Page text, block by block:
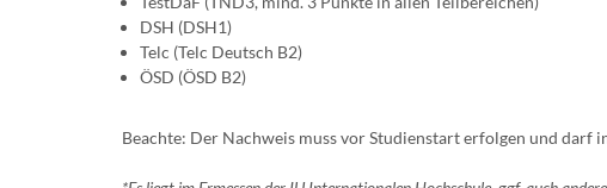
DSH (DSH1)
Telc (Telc Deutsch B2)
ÖSD (ÖSD B2)
Beachte: Der Nachweis muss vor Studienstart erfolgen und darf